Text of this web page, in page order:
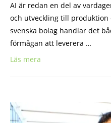
AI är redan en del av
och utveckling till produktion
svenska bolag handlar det
förmågan att leverera …
Läs mera